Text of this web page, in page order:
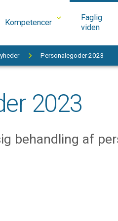
Kompetencer
Faglig
viden
Personalegoder 2023
2023
behandling af